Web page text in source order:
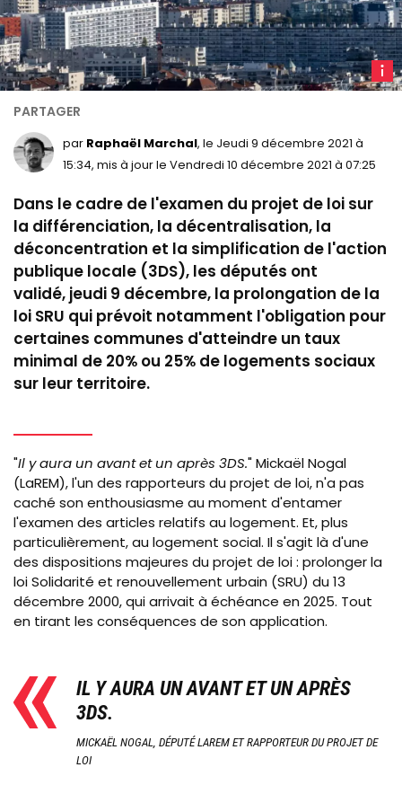
par Raphaël Marchal, le Jeudi 9 décembre 2021 à
15:34, mis à jour le Vendredi 10 décembre 2021 à 07:25
Dans le cadre de l'examen du projet de loi sur
la différenciation, la décentralisation, la
déconcentration et la simplification de l'action
publique locale (3DS), les députés ont
validé, jeudi 9 décembre, la prolongation de la
loi SRU qui prévoit notamment l'obligation pour
certaines communes d'atteindre un taux
minimal de 20% ou 25% de logements sociaux
sur leur territoire.
"Il y aura un avant et un après 3DS." Mickaël Nogal
(LaREM), l'un des rapporteurs du projet de loi, n'a pas
caché son enthousiasme au moment d'entamer
l'examen des articles relatifs au logement. Et, plus
particulièrement, au logement social. Il s'agit là d'une
des dispositions majeures du projet de loi : prolonger la
loi Solidarité et renouvellement urbain (SRU) du 13
décembre 2000, qui arrivait à échéance en 2025. Tout
en tirant les conséquences de son application.
IL Y AURA UN AVANT ET UN APRÈS
3DS.
MICKAËL NOGAL, DÉPUTÉ LAREM ET RAPPORTEUR DU PROJET DE
LOI